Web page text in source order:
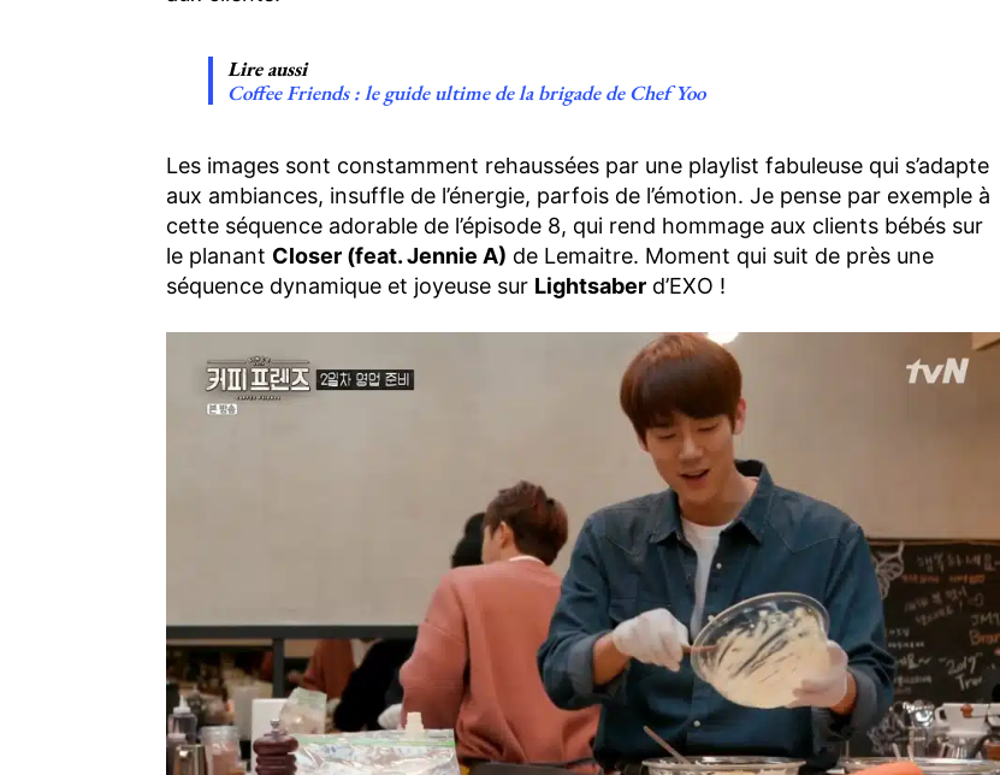
Lire aussi
Coffee Friends : le guide ultime de la brigade de Chef Yoo
Les images sont constamment rehaussées par une playlist fabuleuse qui s’adapte
aux ambiances, insuffle de l’énergie, parfois de l’émotion. Je pense par exemple à
cette séquence adorable de l’épisode 8, qui rend hommage aux clients bébés sur
le planant Closer (feat. Jennie A) de Lemaitre. Moment qui suit de près une
séquence dynamique et joyeuse sur Lightsaber d’EXO !